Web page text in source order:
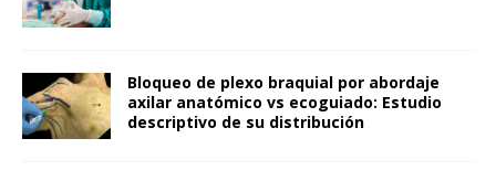
Bloqueo de plexo braquial por abordaje
axilar anatómico vs ecoguiado: Estudio
descriptivo de su distribución